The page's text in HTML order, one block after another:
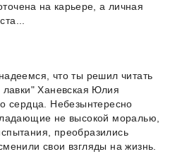
на карьере, а личная
что ты решил читать
лавки" Ханевская Юлия
сердца. Небезынтересно
не высокой моралью,
преобразились
свои взгляды на жизнь.